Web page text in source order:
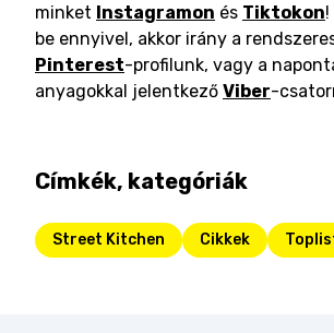
minket Instagramon és Tiktokon
be ennyivel, akkor irány a
Pinterest-profilunk, vagy a
anyagokkal jelentkező Viber-
Címkék, kategóriák
Street Kitchen Cikkek